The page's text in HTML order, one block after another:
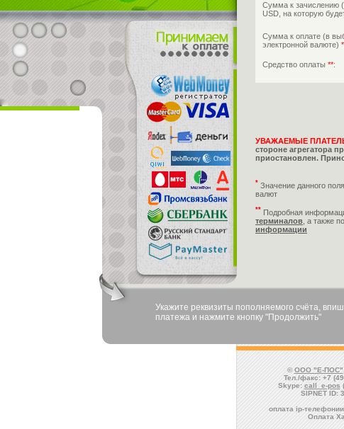
Сумма к зачислению
USD, на которую
Сумма к оплате (в
электронной валюте) *
Средство оплаты **:
УВАЖАЕМЫЕ
стороне агрегатора
приостановлен.
* Значение данного
валют
** Подробная
терминалов, а также по
информации
Укажите реквизиты пополняемого счёта,
платежа и нажмите кнопку "Продолжить"
© ООО "Е-ПОС"
Тел./факс: +7
Skype: call_e-pos
SIPNET ID:
оплата ip-
Оплата